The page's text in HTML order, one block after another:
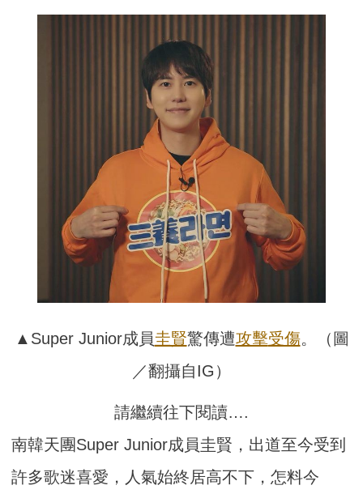
▲Super Junior成員圭賢驚傳遭攻擊受傷。（圖
／翻攝自IG）
請繼續往下閱讀….
南韓天團Super Junior成員圭賢，出道至今受到
許多歌迷喜愛，人氣始終居高不下，怎料今